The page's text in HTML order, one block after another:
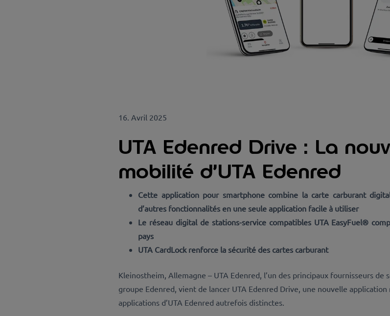
16. Avril 2025
UTA Edenred Drive : La
mobilité d’UTA Edenred
Cette application pour smartphone combine la carte carburant
d’autres fonctionnalités en une seule application facile à utiliser
Le réseau digital de stations-service compatibles UTA EasyFuel®
pays
UTA CardLock renforce la sécurité des cartes carburant
Kleinostheim, Allemagne – UTA Edenred, l’un des principaux fournisseurs
groupe Edenred, vient de lancer UTA Edenred Drive, une nouvelle
applications d’UTA Edenred autrefois distinctes.